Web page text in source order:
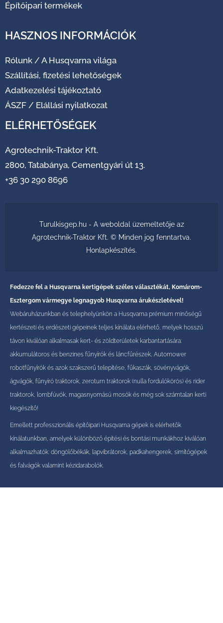
Építőipari termékek
HASZNOS INFORMÁCIÓK
Rólunk / A Husqvarna világa
Szállítási, fizetési lehetőségek
Adatkezelési tájékoztató
ÁSZF / Elállási nyilatkozat
ELÉRHETŐSÉGEK
Agrotechnik-Traktor Kft.
2800, Tatabánya, Cementgyári út 13.
+36 30 290 8696
Turulkisgep.hu - A weboldal üzemeltetője az
Agrotechnik-Traktor Kft. © Minden jog fenntartva.
Honlapkészítés.
Fedezze fel a Husqvarna kertigépek széles választékát, Komárom-
Esztergom vármegye legnagyob Husqvarna árukészletével!
Webáruházunkban és telephelyünkön a Husqvarna prémium minőségű
kertészeti és erdészeti gépeinek teljes kínálata elérhető, melyek hosszú
távon kiválóan alkalmasak kert- és zöldterületek karbantartására:
akkumulátoros és benzines fűnyírók és láncfűrészek, Automower
robotfűnyírók és azok szakszerű telepítése, fűkaszák, sövényvágók,
ágvágók, fűnyíró traktorok, zeroturn traktorok (nulla fordulókörös) és rider
traktorok, lombfúvók, magasnyomású mosók és még sok számtalan kerti
kiegészítő!
Emellett professzionális építőipari Husqvarna gépek is elérhetők
kínálatunkban, amelyek különböző építési és bontási munkákhoz kiválóan
alkalmazhatók: döngölőbékák, lapvibrátorok, padkahengerek, simítógépek
és falvágók valamint kézidarabolók.